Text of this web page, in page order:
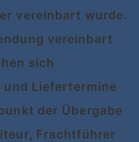
vereinbart wurde.
vereinbart
sich
Liefertermine
der Übergabe
Frachtführer